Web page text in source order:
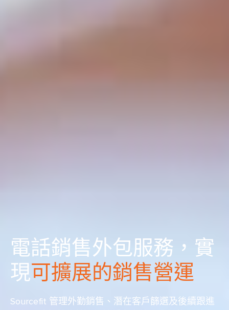
電話銷售外包服務，實
現可擴展的銷售營運
Sourcefit 管理外勤銷售、潛在客戶篩選及後續跟進